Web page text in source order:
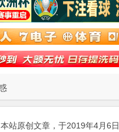
本站原创文章，于2019年4月6日